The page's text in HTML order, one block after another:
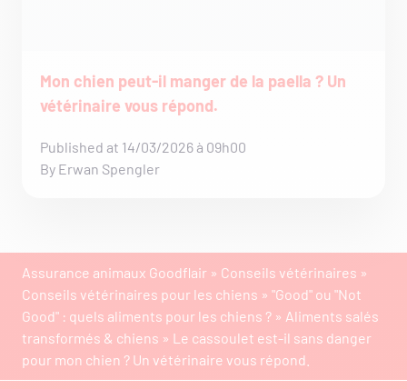
Mon chien peut-il manger de la paella ? Un
vétérinaire vous répond.
Published at 14/03/2026 à 09h00
By Erwan Spengler
Assurance animaux Goodflair » Conseils vétérinaires »
Conseils vétérinaires pour les chiens » "Good" ou "Not
Good" : quels aliments pour les chiens ? » Aliments salés
transformés & chiens » Le cassoulet est-il sans danger
pour mon chien ? Un vétérinaire vous répond.